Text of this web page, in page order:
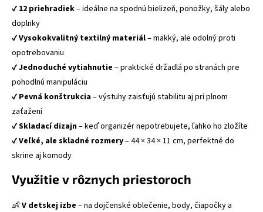
✔ 12 priehradiek– ideálne na spodnú bielizeň, ponožky, šály alebo
doplnky
✔Vysokokvalitný textilný materiál– mäkký, ale odolný proti
opotrebovaniu
✔Jednoduché vytiahnutie – praktické držadlá po stranách pre
pohodlnú manipuláciu
✔ Pevná konštrukcia– výstuhy zaisťujú stabilitu aj pri plnom
zaťažení
✔Skladací dizajn– keď organizér nepotrebujete, ľahko ho zložíte
✔Veľké, ale skladné rozmery– 44 × 34 × 11 cm, perfektné do
skrine aj komody
Využitie v rôznych priestoroch
👶V detskej izbe – na dojčenské oblečenie, body, čiapočky a